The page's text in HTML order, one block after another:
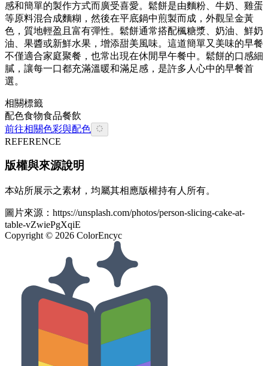
感和簡單的製作方式而廣受喜愛。鬆餅是由麵粉、牛奶、雞蛋
等原料混合成麵糊，然後在平底鍋中煎製而成，外觀呈金黃
色，質地輕盈且富有彈性。鬆餅通常搭配楓糖漿、奶油、鮮奶
油、果醬或新鮮水果，增添甜美風味。這道簡單又美味的早餐
不僅適合家庭聚餐，也常出現在休閒早午餐中。鬆餅的口感細
膩，讓每一口都充滿溫暖和滿足感，是許多人心中的早餐首
選。
相關標籤
配色食物食品餐飲
前往相關色彩與配色
REFERENCE
版權與來源說明
本站所展示之素材，均屬其相應版權持有人所有。
圖片來源： https://unsplash.com/photos/person-slicing-cake-at-
table-vZwiePgXqiE
Copyright © 2026 ColorEncyc